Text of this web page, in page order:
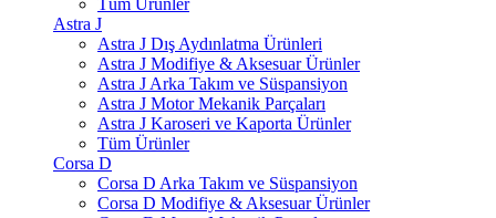
Tüm Ürünler
Astra J
Astra J Dış Aydınlatma Ürünleri
Astra J Modifiye & Aksesuar Ürünler
Astra J Arka Takım ve Süspansiyon
Astra J Motor Mekanik Parçaları
Astra J Karoseri ve Kaporta Ürünler
Tüm Ürünler
Corsa D
Corsa D Arka Takım ve Süspansiyon
Corsa D Modifiye & Aksesuar Ürünler